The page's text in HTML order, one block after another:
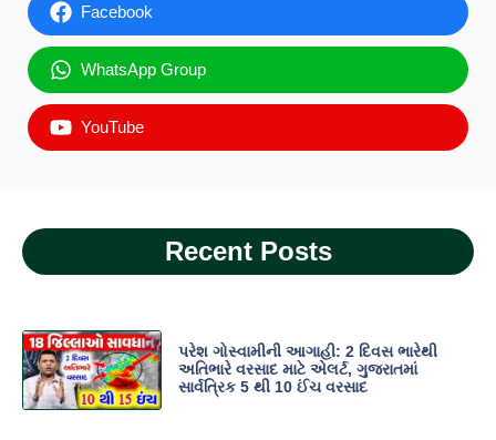
Facebook
WhatsApp Group
YouTube
Recent Posts
પરેશ ગોસ્વામીની આગાહી: 2 દિવસ ભારેથી
અતિભારે વરસાદ માટે એલર્ટ, ગુજરાતમાં
સાર્વત્રિક 5 થી 10 ઈંચ વરસાદ